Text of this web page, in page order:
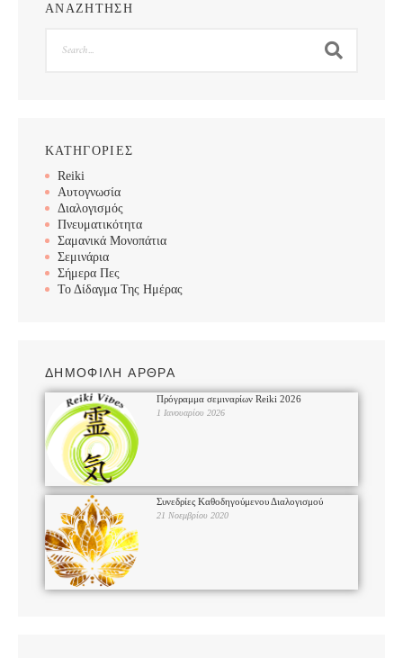
ΑΝΑΖΗΤΗΣΗ
ΚΑΤΗΓΟΡΙΕΣ
Reiki
Αυτογνωσία
Διαλογισμός
Πνευματικότητα
Σαμανικά Μονοπάτια
Σεμινάρια
Σήμερα Πες
Το Δίδαγμα Της Ημέρας
ΔΗΜΟΦΙΛΗ ΑΡΘΡΑ
Πρόγραμμα σεμιναρίων Reiki 2026
1 Ιανουαρίου 2026
Συνεδρίες Καθοδηγούμενου Διαλογισμού
21 Νοεμβρίου 2020